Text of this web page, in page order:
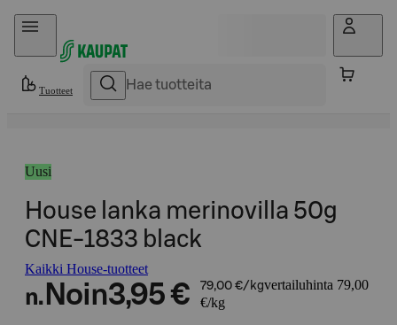
Hyppää sisältöön
Tuotteet
Uusi
House lanka merinovilla 50g
CNE-1833 black
Kaikki House-tuotteet
n. Noin3,95 € 79,00 €/kgvertailuhinta 79,00
€/kg